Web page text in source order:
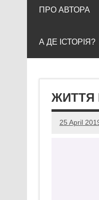
ПРО АВТОРА
А ДЕ ІСТОРІЯ?
ЖИТТЯ
25 April